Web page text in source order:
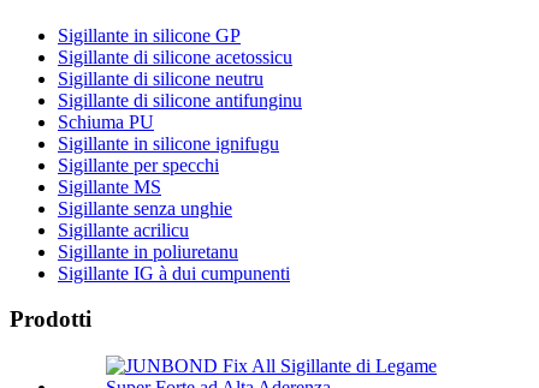
Sigillante in silicone GP
Sigillante di silicone acetossicu
Sigillante di silicone neutru
Sigillante di silicone antifunginu
Schiuma PU
Sigillante in silicone ignifugu
Sigillante per specchi
Sigillante MS
Sigillante senza unghie
Sigillante acrilicu
Sigillante in poliuretanu
Sigillante IG à dui cumpunenti
Prodotti